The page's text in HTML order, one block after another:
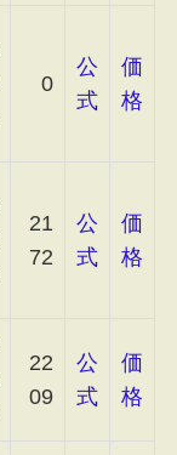
0
公
式
価
格
21
72
公
式
価
格
22
09
公
式
価
格